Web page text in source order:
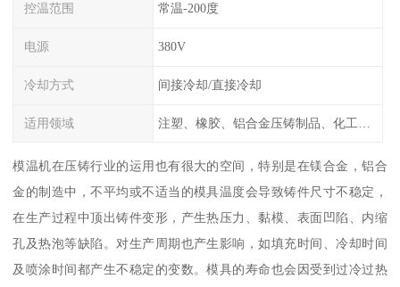
控温范围 常温-200度
电源 380V
冷却方式 间接冷却/直接冷却
适用领域
模温机在压铸行业的运用也有很大的空间，特别是在镁合金，铝合
金的制造中，不平均或不适当的模具温度会导致铸件尺寸不稳定，
在生产过程中顶出铸件变形，产生热压力、黏模、表面凹陷、内缩
孔及热泡等缺陷。对生产周期也产生影响，如填充时间、冷却时间
及喷涂时间都产生不稳定的变数。模具的寿命也会因受到过冷过热